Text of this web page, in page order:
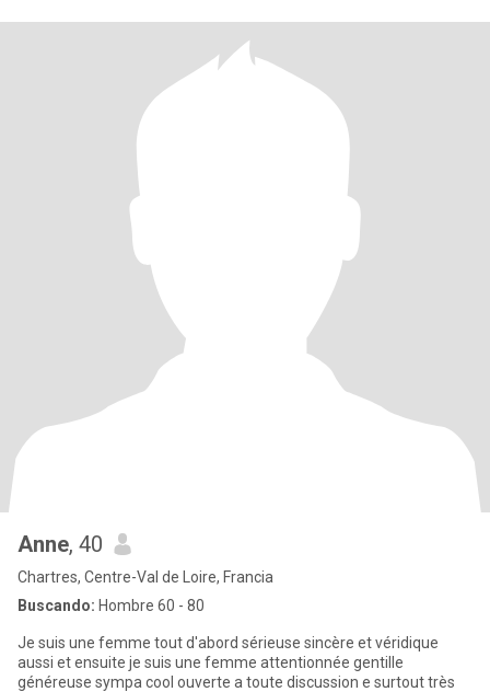
Anne, 40
Chartres, Centre-Val de Loire, Francia
Buscando: Hombre 60 - 80
Je suis une femme tout d'abord sérieuse sincère et véridique
aussi et ensuite je suis une femme attentionnée gentille
généreuse sympa cool ouverte a toute discussion e surtout très